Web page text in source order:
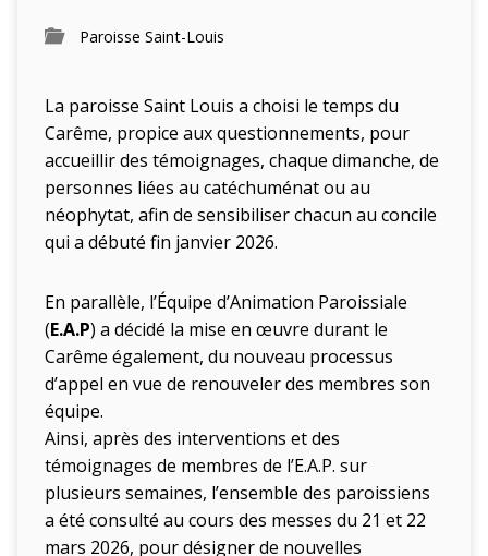
Paroisse Saint-Louis
La paroisse Saint Louis a choisi le temps du
Carême, propice aux questionnements, pour
accueillir des témoignages, chaque dimanche, de
personnes liées au catéchuménat ou au
néophytat, afin de sensibiliser chacun au concile
qui a débuté fin janvier 2026.
En parallèle, l’Équipe d’Animation Paroissiale
(E.A.P) a décidé la mise en œuvre durant le
Carême également, du nouveau processus
d’appel en vue de renouveler des membres son
équipe.
Ainsi, après des interventions et des
témoignages de membres de l’E.A.P. sur
plusieurs semaines, l’ensemble des paroissiens
a été consulté au cours des messes du 21 et 22
mars 2026, pour désigner de nouvelles